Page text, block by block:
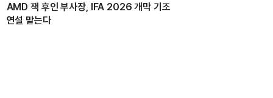
AMD 잭 후인 부사장, IFA 2026 개막 기조
연설 맡는다